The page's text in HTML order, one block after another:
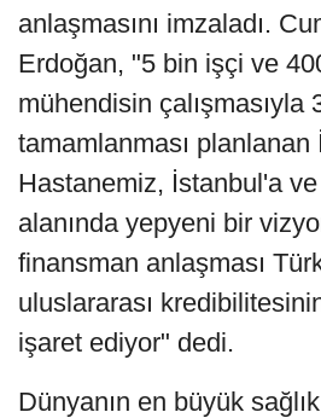
anlaşmasını imzaladı.
Erdoğan, "5 bin işçi ve
mühendisin çalışmasıyla
tamamlanması
Hastanemiz, İstanbul'a
alanında yepyeni bir
finansman anlaşması
uluslararası
işaret ediyor" dedi.
Dünyanın en büyük sağlık